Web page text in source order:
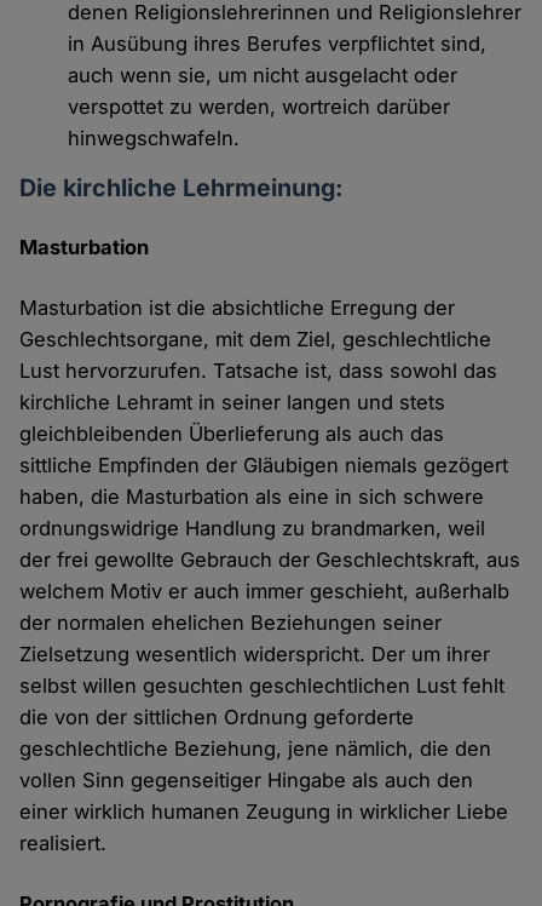
denen Religionslehrerinnen und Religionslehrer
in Ausübung ihres Berufes verpflichtet sind,
auch wenn sie, um nicht ausgelacht oder
verspottet zu werden, wortreich darüber
hinwegschwafeln.
Die kirchliche Lehrmeinung:
Masturbation
Masturbation ist die absichtliche Erregung der
Geschlechtsorgane, mit dem Ziel, geschlechtliche
Lust hervorzurufen. Tatsache ist, dass sowohl das
kirchliche Lehramt in seiner langen und stets
gleichbleibenden Überlieferung als auch das
sittliche Empfinden der Gläubigen niemals gezögert
haben, die Masturbation als eine in sich schwere
ordnungswidrige Handlung zu brandmarken, weil
der frei gewollte Gebrauch der Geschlechtskraft, aus
welchem Motiv er auch immer geschieht, außerhalb
der normalen ehelichen Beziehungen seiner
Zielsetzung wesentlich widerspricht. Der um ihrer
selbst willen gesuchten geschlechtlichen Lust fehlt
die von der sittlichen Ordnung geforderte
geschlechtliche Beziehung, jene nämlich, die den
vollen Sinn gegenseitiger Hingabe als auch den
einer wirklich humanen Zeugung in wirklicher Liebe
realisiert.